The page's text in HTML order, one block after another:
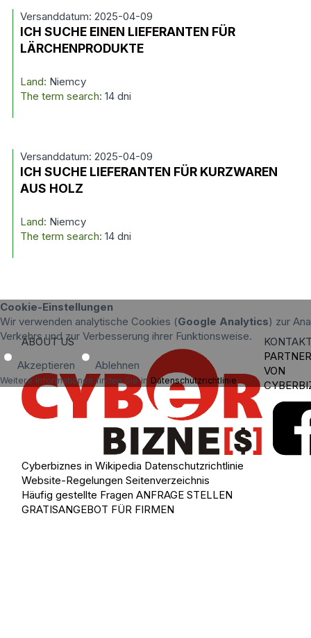
Versanddatum: 2025-04-09
ICH SUCHE EINEN LIEFERANTEN FÜR
LÄRCHENPRODUKTE
Land: Niemcy
The term search: 14 dni
Versanddatum: 2025-04-09
ICH SUCHE LIEFERANTEN FÜR KURZWAREN
AUS HOLZ
Land: Niemcy
The term search: 14 dni
Cookie-Einstellungen
Wir verwenden analytische Cookies (Google Analytics) zur
Verkehrs und zur Verbesserung ihrer Funktionsweise.
Akzeptieren Ablehnen
Weitere Informationen finden Sie in Datenschutzrichtlinie.
ABOUT US
Cyberbiznes in Wikipedia Datenschutzrichtlinie
Website-Regelungen Seitenverzeichnis
Häufig gestellte Fragen ANFRAGE STELLEN
GRATISANGEBOT FÜR FIRMEN
VON